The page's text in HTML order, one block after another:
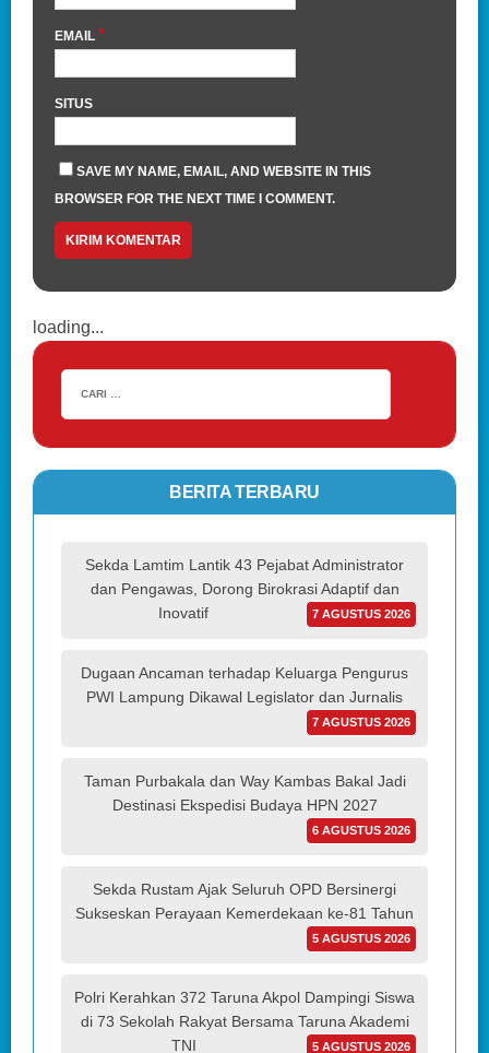
EMAIL *
SITUS
SAVE MY NAME, EMAIL, AND WEBSITE IN THIS
BROWSER FOR THE NEXT TIME I COMMENT.
loading...
BERITA TERBARU
Sekda Lamtim Lantik 43 Pejabat Administrator
dan Pengawas, Dorong Birokrasi Adaptif dan
Inovatif
7 AGUSTUS 2026
Dugaan Ancaman terhadap Keluarga Pengurus
PWI Lampung Dikawal Legislator dan Jurnalis
7 AGUSTUS 2026
Taman Purbakala dan Way Kambas Bakal Jadi
Destinasi Ekspedisi Budaya HPN 2027
6 AGUSTUS 2026
Sekda Rustam Ajak Seluruh OPD Bersinergi
Sukseskan Perayaan Kemerdekaan ke-81 Tahun
5 AGUSTUS 2026
Polri Kerahkan 372 Taruna Akpol Dampingi Siswa
di 73 Sekolah Rakyat Bersama Taruna Akademi
TNI
5 AGUSTUS 2026